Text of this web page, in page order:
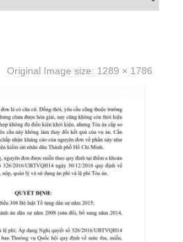
Original Image size: 1289 × 1786